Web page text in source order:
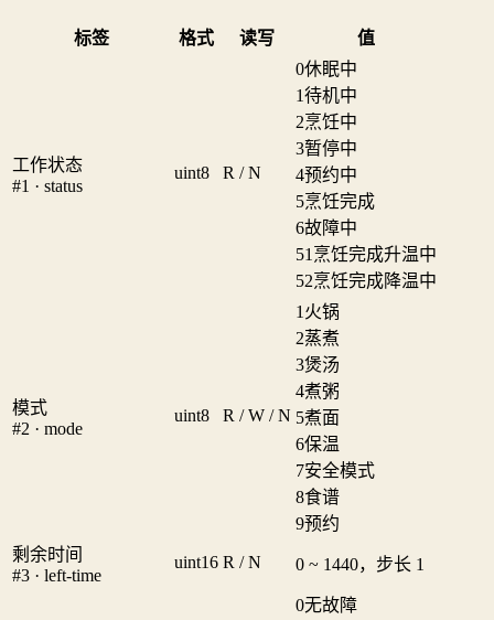
标签 格式 读写 值
工作状态
#1 · status
uint8 R / N
0休眠中
1待机中
2烹饪中
3暂停中
4预约中
5烹饪完成
6故障中
51 烹饪完成升温中
52烹饪完成降温中
模式
#2 · mode
uint8 R / W / N
1 火锅
2蒸煮
3煲汤
4煮粥
5煮面
6保温
7安全模式
8食谱
9预约
剩余时间
#3 · left-time
uint16 R / N 0 ~ 1440，步长 1
0无故障